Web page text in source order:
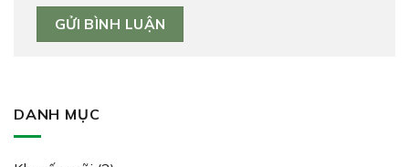
DANH MỤC